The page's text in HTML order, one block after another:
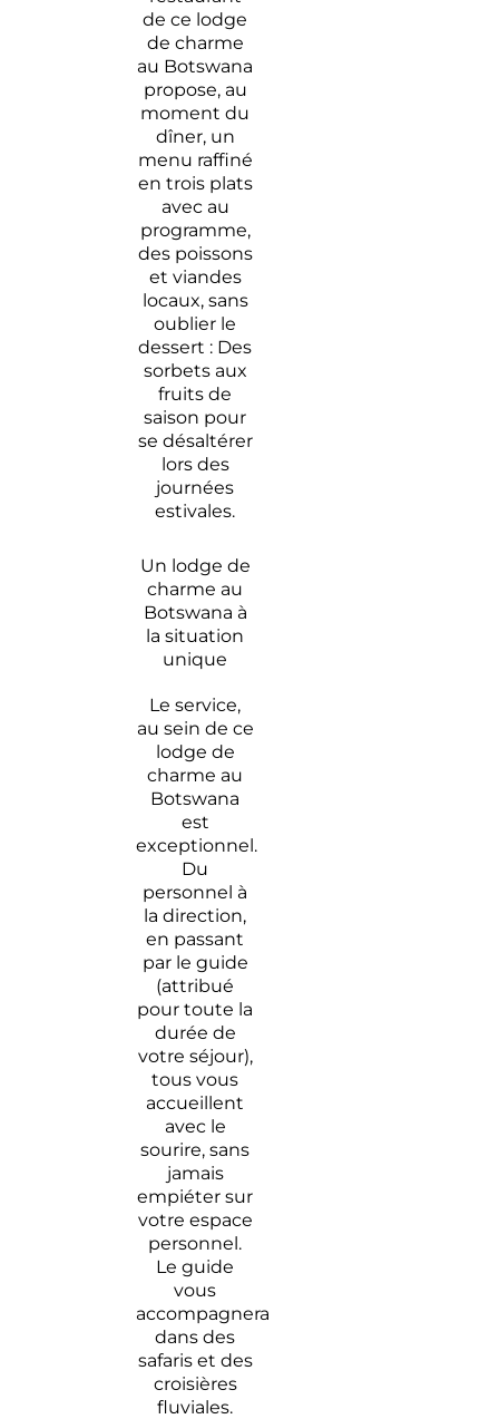
de ce lodge
de charme
au Botswana
propose, au
moment du
dîner, un
menu raffiné
en trois plats
avec au
programme,
des poissons
et viandes
locaux, sans
oublier le
dessert : Des
sorbets aux
fruits de
saison pour
se désaltérer
lors des
journées
estivales.
Un lodge de
charme au
Botswana à
la situation
unique
Le service,
au sein de ce
lodge de
charme au
Botswana
est
exceptionnel.
Du
personnel à
la direction,
en passant
par le guide
(attribué
pour toute la
durée de
votre séjour),
tous vous
accueillent
avec le
sourire, sans
jamais
empiéter sur
votre espace
personnel.
Le guide
vous
accompagnera
dans des
safaris et des
croisières
fluviales.